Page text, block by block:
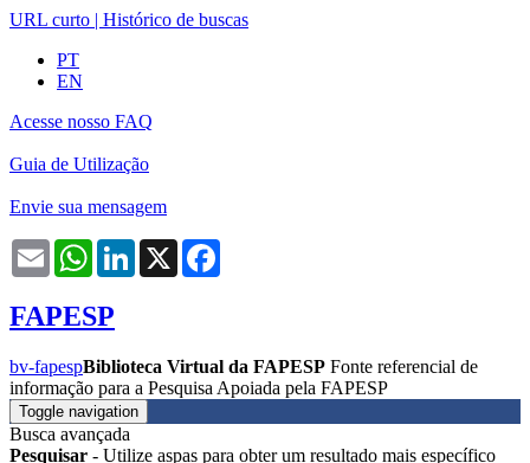
URL curto | Histórico de buscas
PT
EN
Acesse nosso FAQ
Guia de Utilização
Envie sua mensagem
Email WhatsAppLinkedIn
X
FAPESP
bv-fapespBiblioteca Virtual da FAPESP Fonte referencial de
informação para a Pesquisa Apoiada pela FAPESP
Toggle navigation
Busca avançada
Pesquisar - Utilize aspas para obter um resultado mais específico